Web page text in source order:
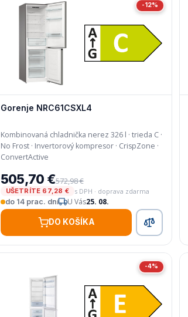
-12%
Gorenje NRC61CSXL4
Kombinovaná chladnička nerez 326 l · trieda C ·
No Frost · Invertorový kompresor · CrispZone ·
ConvertActive
505,70 €572,98 €
UŠETRÍTE 67,28 €
s DPH · doprava zdarma
do 14 prac. dní
U Vás25. 08.
DO KOŠÍKA
-4%